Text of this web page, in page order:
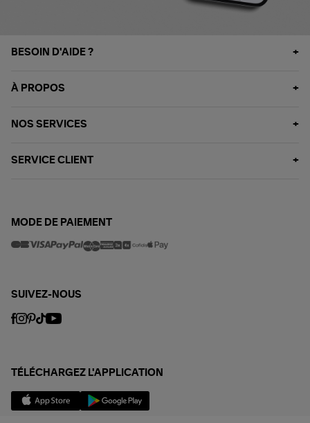
BESOIN D'AIDE ?
À PROPOS
NOS SERVICES
SERVICE CLIENT
MODE DE PAIEMENT
SUIVEZ-NOUS
TÉLÉCHARGEZ L'APPLICATION